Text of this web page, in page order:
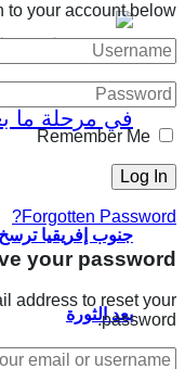
جنوب إفريقيا
بعد الثورة
to your account below
Remember Me
Forgotten Password?
your password
address to reset your
password.